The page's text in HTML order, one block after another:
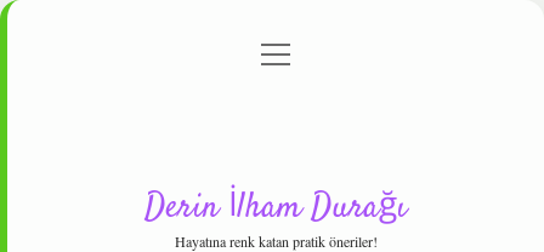
Gizlilik Politikası
menüyü
Derin İlham Durağı
Hayatına renk katan pratik öneriler!